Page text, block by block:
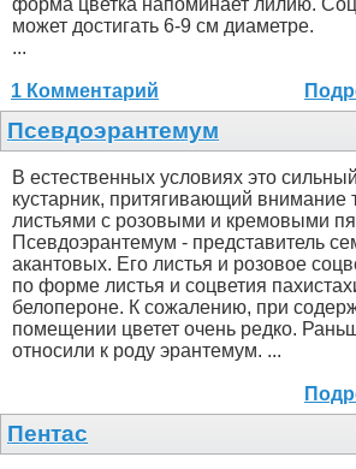
форма цветка напоминает лилию.
может достигать 6-9 см диаметре.
...
1 Комментарий
Псевдоэрантемум
В естественных условиях это
кустарник, притягивающий внимание
листьями с розовыми и кремовыми
Псевдоэрантемум - представитель
акантовых. Его листья и розовое
по форме листья и соцветия
белопероне. К сожалению, при
помещении цветет очень редко.
относили к роду эрантемум. ...
Пентас